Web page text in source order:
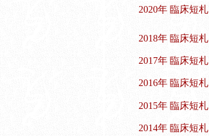
2020年 臨床短札
2018年 臨床短札
2017年 臨床短札
2016年 臨床短札
2015年 臨床短札
2014年 臨床短札